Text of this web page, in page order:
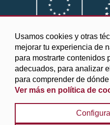
Usamos cookies y otras
mejorar tu experiencia de
para mostrarte contenidos
adecuados, para analizar
para comprender de
Ver más en política de
©2025
Aviso legal y Política de